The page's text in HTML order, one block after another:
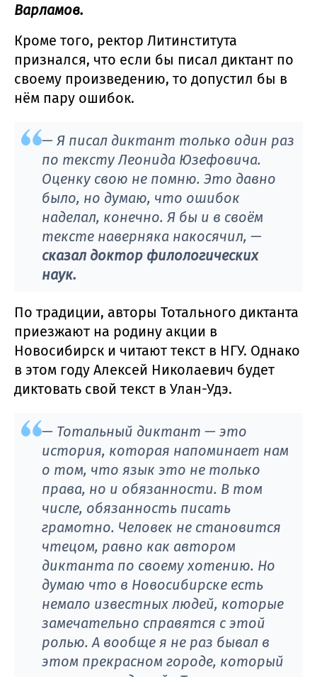
Варламов.
Кроме того, ректор Литинститута
признался, что если бы писал диктант по
своему произведению, то допустил бы в
нём пару ошибок.
— Я писал диктант только один раз
по тексту Леонида Юзефовича.
Оценку свою не помню. Это давно
было, но думаю, что ошибок
наделал, конечно. Я бы и в своём
тексте наверняка накосячил, —
сказал доктор филологических
наук.
По традиции, авторы Тотального диктанта
приезжают на родину акции в
Новосибирск и читают текст в НГУ. Однако
в этом году Алексей Николаевич будет
диктовать свой текст в Улан-Удэ.
— Тотальный диктант — это
история, которая напоминает нам
о том, что язык это не только
права, но и обязанности. В том
числе, обязанность писать
грамотно. Человек не становится
чтецом, равно как автором
диктанта по своему хотению. Но
думаю что в Новосибирске есть
немало известных людей, которые
замечательно справятся с этой
ролью. А вообще я не раз бывал в
этом прекрасном городе, который